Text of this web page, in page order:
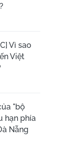
Vì sao
Việt
"bộ
hạn phía
Nẵng